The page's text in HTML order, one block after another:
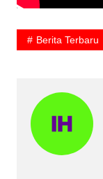
Berita Terbaru